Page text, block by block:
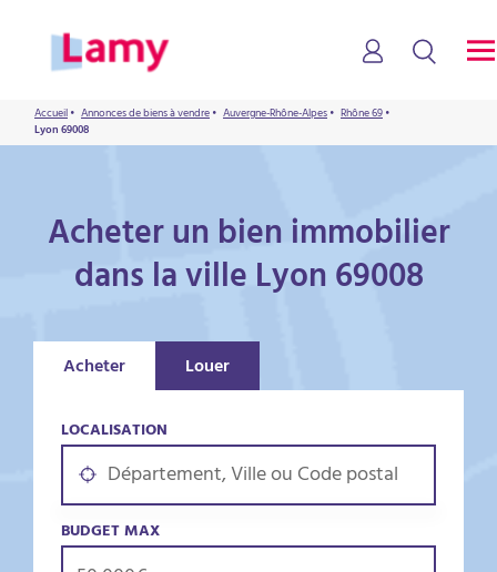
Accueil• Annonces de biens à vendre• Auvergne-Rhône-Alpes• Rhône 69•
Lyon 69008
Acheter un bien immobilier
dans la ville Lyon 69008
Acheter Louer
LOCALISATION
BUDGET MAX